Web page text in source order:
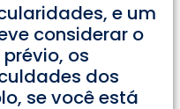
e um
considerar o
os
dos
se você está